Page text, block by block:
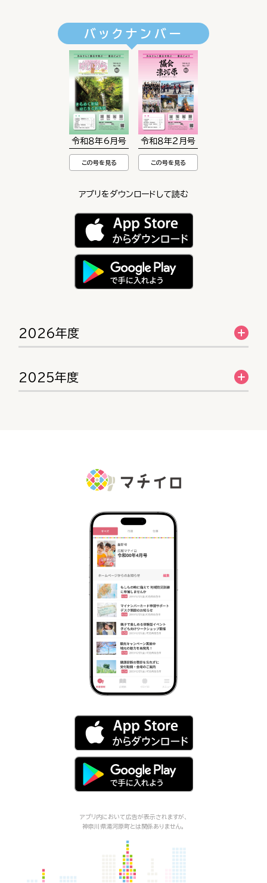
バックナンバー
令和８年6月号
この号を見る
令和８年２月号
この号を見る
アプリをダウンロードして読む
2026年度
2025年度
アプリ内において広告が表示されますが、
神奈川県湯河原町とは関係ありません。